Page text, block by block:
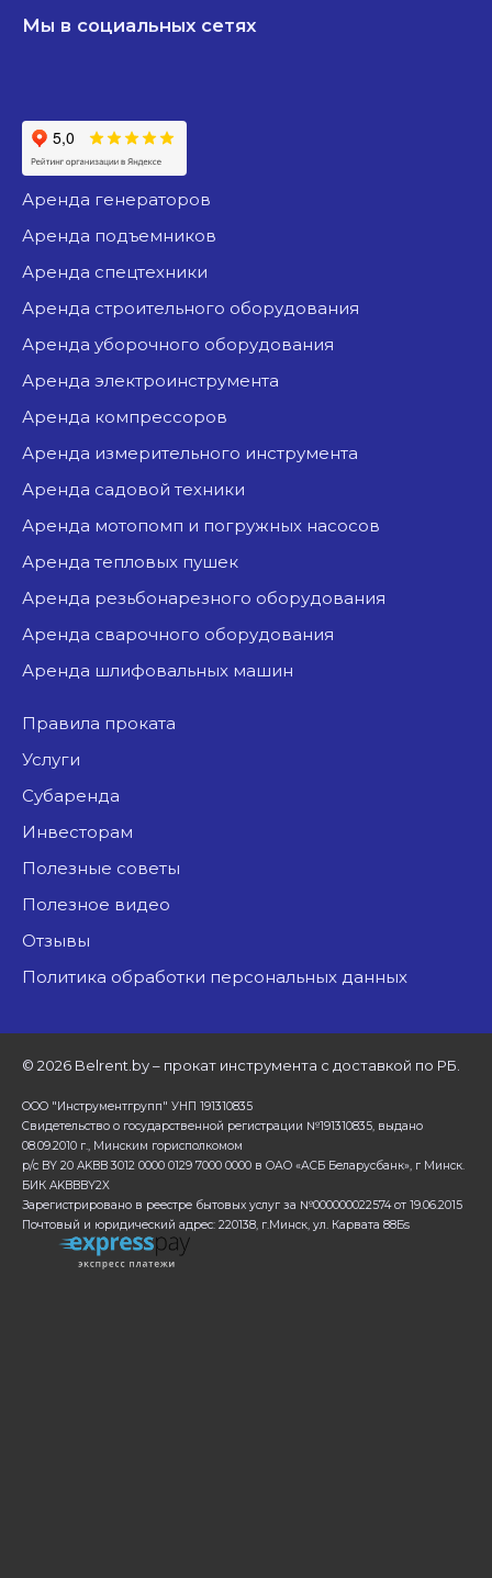
Мы в социальных сетях
аренда генераторов
аренда подъемников
аренда спецтехники
аренда строительного оборудования
аренда уборочного оборудования
аренда электроинструмента
аренда компрессоров
аренда измерительного инструмента
аренда садовой техники
аренда мотопомп и погружных насосов
аренда тепловых пушек
аренда резьбонарезного оборудования
аренда сварочного оборудования
аренда шлифовальных машин
Правила проката
Услуги
Субаренда
Инвесторам
Полезные советы
Полезное видео
Отзывы
Политика обработки персональных данных
© 2026 Belrent.by – прокат инструмента с доставкой по РБ.
ООО "Инструментгрупп" УНП 191310835
Свидетельство о государственной регистрации №191310835, выдано
08.09.2010 г., Минским горисполкомом
р/с BY 20 AKBB 3012 0000 0129 7000 0000 в ОАО «АСБ Беларусбанк», г Минск.
БИК AKBBBY2X
Зарегистрировано в реестре бытовых услуг за №000000022574 от 19.06.2015
Почтовый и юридический адрес: 220138, г.Минск, ул. Карвата 88Бs